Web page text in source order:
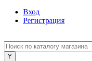
Вход
Регистрация